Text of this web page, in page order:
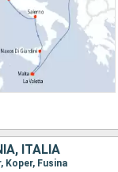
ITALIA
Koper, Fusina